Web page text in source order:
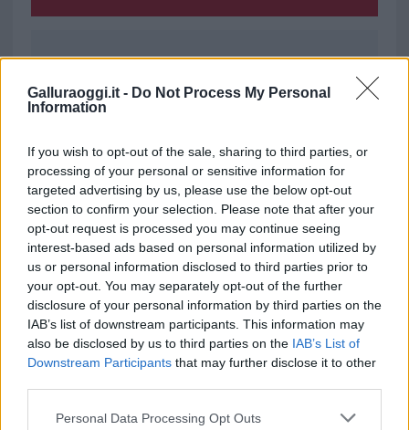
Galluraoggi.it - Do Not Process My Personal
Information
If you wish to opt-out of the sale, sharing to third parties, or
processing of your personal or sensitive information for
targeted advertising by us, please use the below opt-out
section to confirm your selection. Please note that after your
opt-out request is processed you may continue seeing
interest-based ads based on personal information utilized by
us or personal information disclosed to third parties prior to
your opt-out. You may separately opt-out of the further
disclosure of your personal information by third parties on the
IAB’s list of downstream participants. This information may
also be disclosed by us to third parties on the IAB’s List of
Downstream Participants that may further disclose it to other
Please note that this website/app uses one or more Google
Personal Data Processing Opt Outs
Condividi l'articolo
F
a
ce
b
o
o
k
T
w
it
te
r
Pi
n
te
re
st
W
h
at
s
A
p
p
S
h
a
re
Articolo precedente
Prossimo articolo
NOTIZIE RECENTI